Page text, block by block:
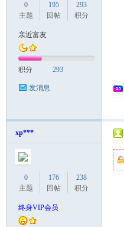
0
主题
195
回帖
293
积分
亲近富友
积分 293
发消息
xp***
0
主题
176
回帖
238
积分
终身VIP会员